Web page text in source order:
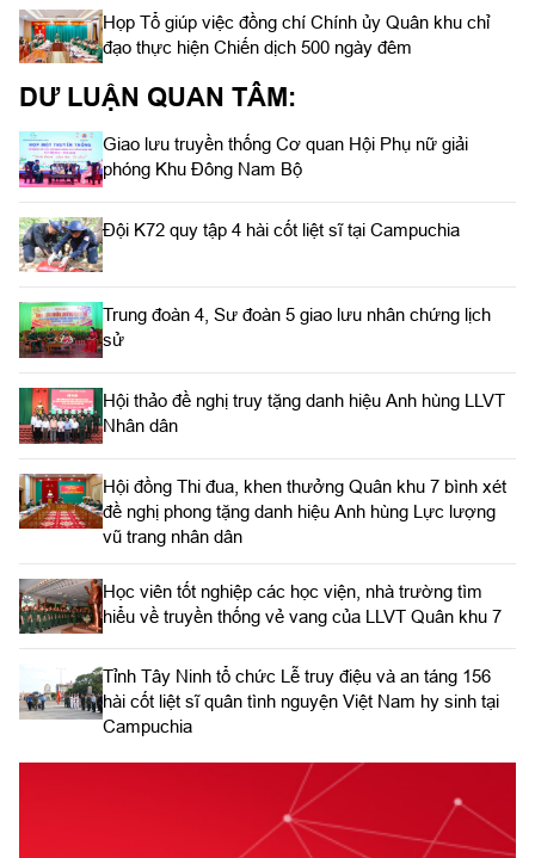
Họp Tổ giúp việc đồng chí Chính ủy Quân khu chỉ
đạo thực hiện Chiến dịch 500 ngày đêm
DƯ LUẬN QUAN TÂM:
Giao lưu truyền thống Cơ quan Hội Phụ nữ giải
phóng Khu Đông Nam Bộ
Đội K72 quy tập 4 hài cốt liệt sĩ tại Campuchia
Trung đoàn 4, Sư đoàn 5 giao lưu nhân chứng lịch
sử
Hội thảo đề nghị truy tặng danh hiệu Anh hùng LLVT
Nhân dân
Hội đồng Thi đua, khen thưởng Quân khu 7 bình xét
đề nghị phong tặng danh hiệu Anh hùng Lực lượng
vũ trang nhân dân
Học viên tốt nghiệp các học viện, nhà trường tìm
hiểu về truyền thống vẻ vang của LLVT Quân khu 7
​Tỉnh Tây Ninh tổ chức Lễ truy điệu và an táng 156
hài cốt liệt sĩ quân tình nguyện Việt Nam hy sinh tại
Campuchia